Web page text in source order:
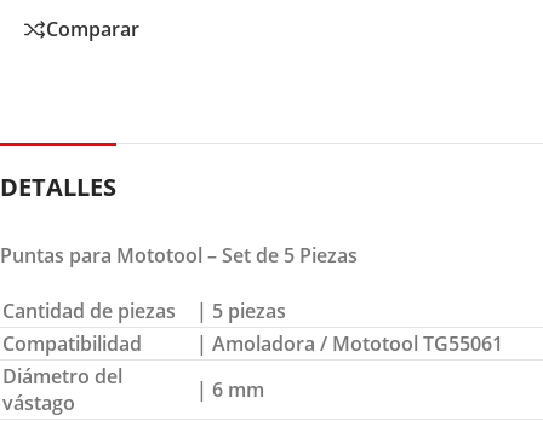
Comparar
DETALLES
Puntas para Mototool – Set de 5 Piezas
Cantidad de piezas
| 5 piezas
Compatibilidad
| Amoladora / Mototool TG55061
Diámetro del
vástago
| 6 mm